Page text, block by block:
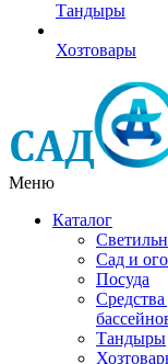
Тандыры
Хозтовары
Меню
Каталог
Сад и
Посуда
Тандыры